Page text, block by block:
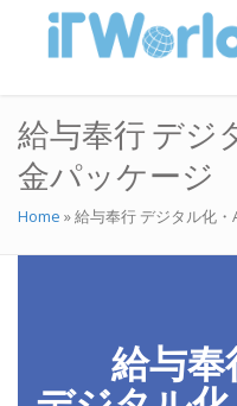
給与奉行 デジ
金パッケージ
Home »給与奉行 デジタル化
給与奉